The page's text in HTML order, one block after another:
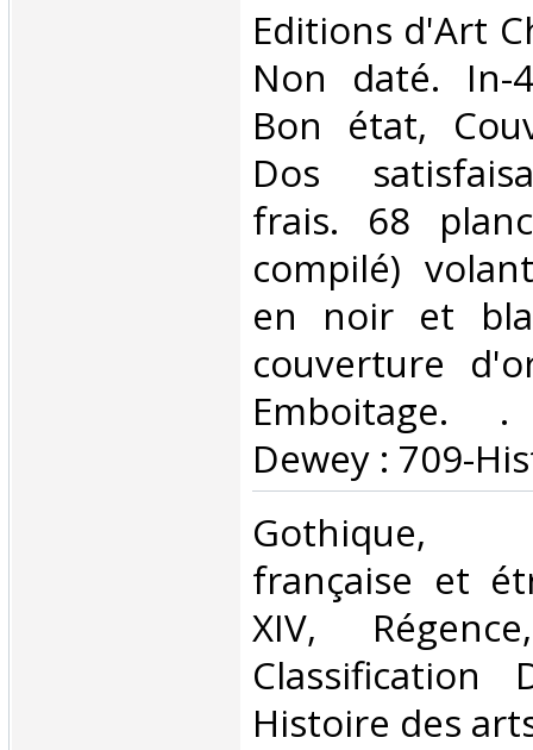
‎Editions d'Art
Non daté. In-
Bon état,
Dos
frais. 68
compilé)
en noir et
couverture
Emboitage. .
Dewey : 709-
‎Gothique,
française et
XIV,
Classification
Histoire des